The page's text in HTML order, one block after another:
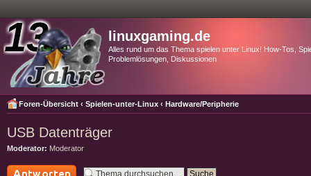
linuxgaming.de
Alles rund um das Thema spielen unter Linux! How-Tos,
Problemlösungen, Diskussionen
Foren-Übersicht ‹ Spielen-unter-Linux ‹ Hardware/Peripherie
USB Datenträger
Moderator: Moderator